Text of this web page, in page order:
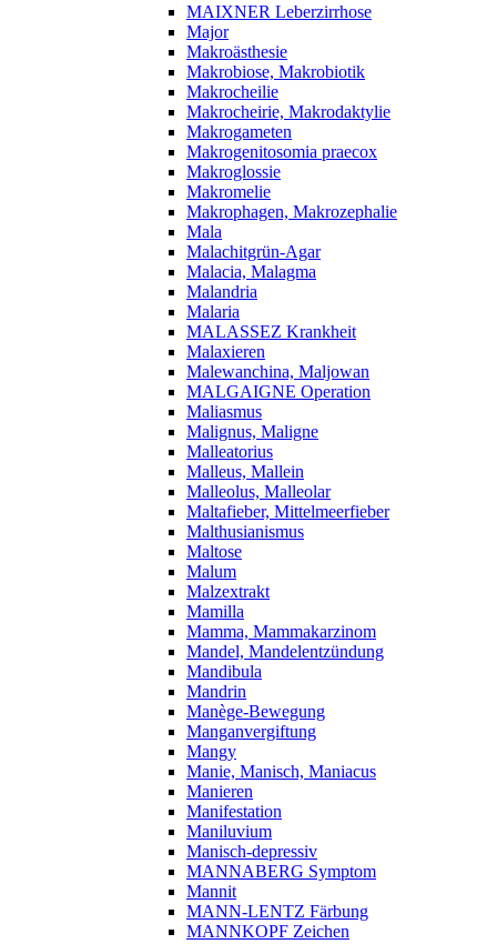
MAIXNER Leberzirrhose
Major
Makroästhesie
Makrobiose, Makrobiotik
Makrocheilie
Makrocheirie, Makrodaktylie
Makrogameten
Makrogenitosomia praecox
Makroglossie
Makromelie
Makrophagen, Makrozephalie
Mala
Malachitgrün-Agar
Malacia, Malagma
Malandria
Malaria
MALASSEZ Krankheit
Malaxieren
Malewanchina, Maljowan
MALGAIGNE Operation
Maliasmus
Malignus, Maligne
Malleatorius
Malleus, Mallein
Malleolus, Malleolar
Maltafieber, Mittelmeerfieber
Malthusianismus
Maltose
Malum
Malzextrakt
Mamilla
Mamma, Mammakarzinom
Mandel, Mandelentzündung
Mandibula
Mandrin
Manège-Bewegung
Manganvergiftung
Mangy
Manie, Manisch, Maniacus
Manieren
Manifestation
Maniluvium
Manisch-depressiv
MANNABERG Symptom
Mannit
MANN-LENTZ Färbung
MANNKOPF Zeichen